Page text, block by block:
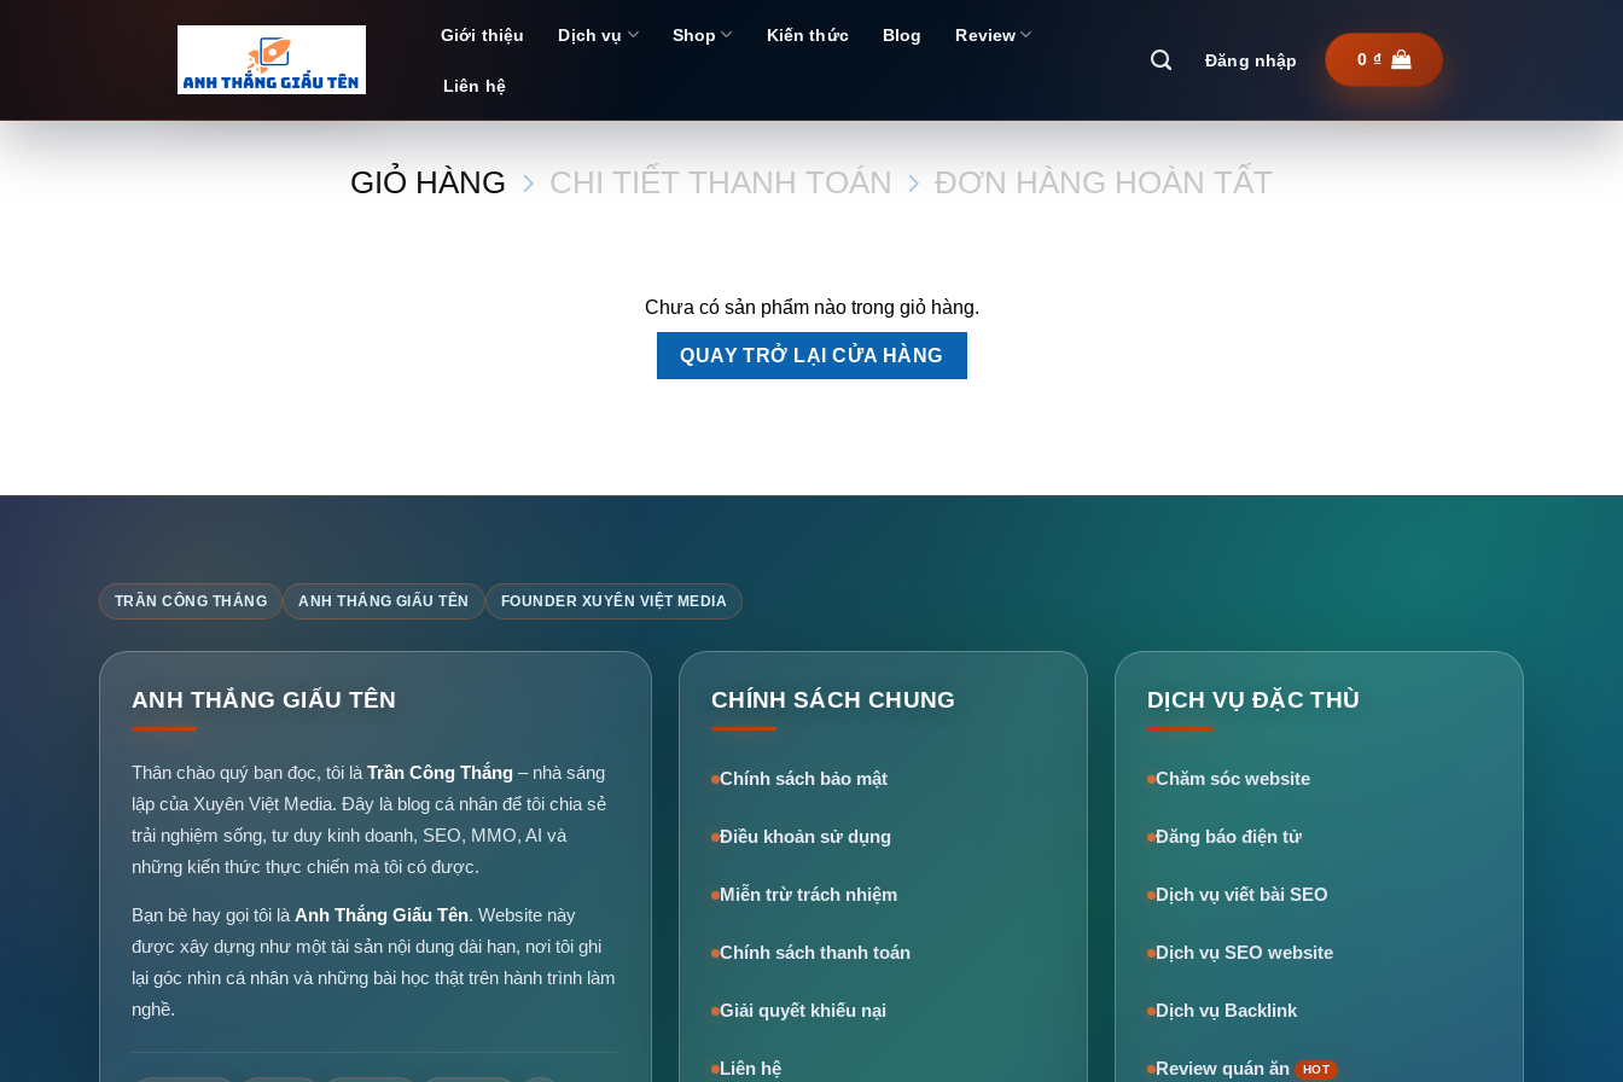
Giới thiệu Dịch vụ Shop Kiến thức Blog Review
Liên hệ
Đăng nhập 0 ₫
GIỎ HÀNG CHI TIẾT THANH TOÁN ĐƠN HÀNG HOÀN TẤT
Chưa có sản phẩm nào trong giỏ hàng.
QUAY TRỞ LẠI CỬA HÀNG
TRẦN CÔNG THẮNG ANH THẮNG GIẤU TÊN FOUNDER XUYÊN VIỆT MEDIA
ANH THẮNG GIẤU TÊN
Thân chào quý bạn đọc, tôi là Trần Công Thắng – nhà sáng
lập của Xuyên Việt Media. Đây là blog cá nhân để tôi chia sẻ
trải nghiệm sống, tư duy kinh doanh, SEO, MMO, AI và
những kiến thức thực chiến mà tôi có được.
Bạn bè hay gọi tôi là Anh Thắng Giấu Tên. Website này
được xây dựng như một tài sản nội dung dài hạn, nơi tôi ghi
lại góc nhìn cá nhân và những bài học thật trên hành trình làm
nghề.
CHÍNH SÁCH CHUNG
Chính sách bảo mật
Điều khoản sử dụng
Miễn trừ trách nhiệm
Chính sách thanh toán
Giải quyết khiếu nại
Liên hệ
DỊCH VỤ ĐẶC THÙ
Chăm sóc website
Đăng báo điện tử
Dịch vụ viết bài SEO
Dịch vụ SEO website
Dịch vụ Backlink
Review quán ăn HOT